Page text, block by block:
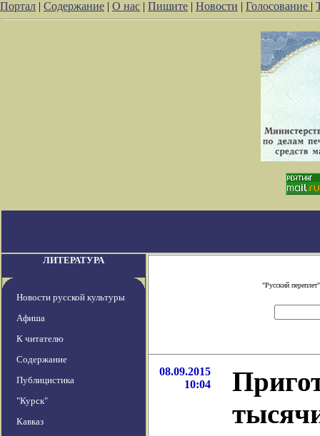
Портал | Содержание | О нас | Пишите | Новости | Голосование |
ЛИТЕРАТУРА
Новости русской культуры
Афиша
К читателю
Содержание
Публицистика
"Курск"
Кавказ
"Русский
08.09.2015
10:04